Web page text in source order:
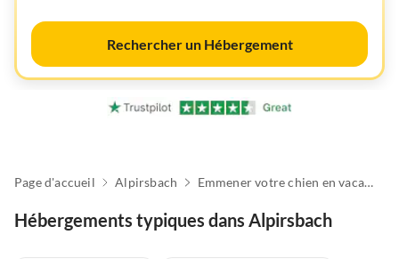
Rechercher un Hébergement
Page d'accueil Alpirsbach Emmener votre chien en vacances
Hébergements typiques dans Alpirsbach